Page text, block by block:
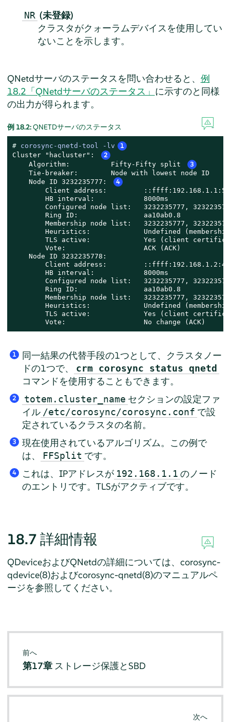
NR (未登録)
クラスタがクォーラムデバイスを使用してい
ないことを示します。
QNetdサーバのステータスを問い合わせると、 例
18.2「QNetdサーバのステータス」 に示すのと同様
の出力が得られます。
例 18.2:QNETDサーバのステータス
# corosync-qnetd-tool -lv 1
Cluster "hacluster": 2
    Algorithm:          Fifty-Fifty split
3
    Tie-breaker:        Node with lowest node ID
    Node ID 3232235777:
4
Client address:
        HB interval:            8000ms
Configured node list:   3232235777,
        Ring ID:                aa10ab0.8
Membership node list:   3232235777,
Heuristics:             Undefined
TLS active:             Yes (client
        Vote:                   ACK (ACK)
    Node ID 3232235778:
Client address:
        HB interval:            8000ms
Configured node list:   3232235777,
        Ring ID:                aa10ab0.8
Membership node list:   3232235777,
Heuristics:             Undefined
TLS active:             Yes (client
        Vote:                   No change (ACK)
1
同一結果の代替手段の1つとして、クラスタノー
ドの1つで、
crm corosync status qnetd
コマンドを使用することもできます。
2 totem.cluster_name セクションの設定ファ
イル /etc/corosync/corosync.conf で設
定されているクラスタの名前。
3
現在使用されているアルゴリズム。この例で
は、
FFSplit です。
4 これは、IPアドレスが 192.168.1.1 のノード
のエントリです。TLSがアクティブです。
18.7 詳細情報
QDeviceおよびQNetdの詳細については、corosync-
qdevice(8)およびcorosync-qnetd(8)のマニュアルペ
ージを参照してください。
前へ
第17章 ストレージ保護とSBD
次へ